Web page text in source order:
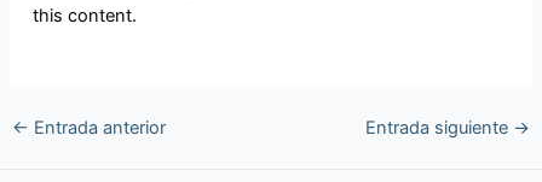
this content.
← Entrada anterior Entrada siguiente →